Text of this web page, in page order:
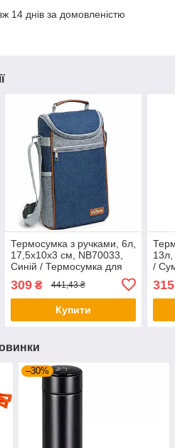
14 днів за домовленістю
Термосумка з ручками, 6л,
17,5х10х3 см, NB70033,
Синій / Термосумка для
холодильник / Термосумка
для пікніка
309₴ 441,43 ₴
Купити
/
315
–30%